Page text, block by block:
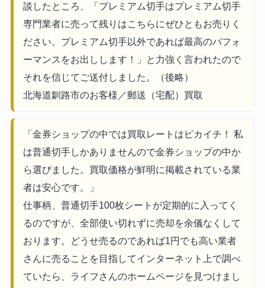
談したところ、「プレミアム切手はプレミアム切手
専門業者に売って残りはこちらにぜひともお売りく
ださい。プレミアム切手以外であれば最高のパフォ
ーマンスをお出しします！」と力強く言われたので
それを信じてご送付しました。（後略）
北海道釧路市のお客様／郵送（宅配）買取
「金券ショップの中では買取レートはピカイチ！ 私
は普通切手しかありませんので金券ショップの中か
ら選びました。買取価格が鮮明に掲載されている業
者は安心です。」
仕事柄、普通切手100枚シートが定期的に入ってく
るのですが、全部使い切れずに売却を余儀なくして
おります。どうせ売るのであれば1円でも高い業者
さんに売ることを目指してインターネット上で調べ
ていたら、ライフさんのホームページを見つけまし